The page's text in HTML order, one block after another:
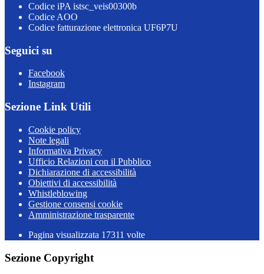
Codice iPA istsc_veis00300b
Codice AOO
Codice fatturazione elettronica UF6P7U
Seguici su
Facebook
Instagram
Sezione Link Utili
Cookie policy
Note legali
Informativa Privacy
Ufficio Relazioni con il Pubblico
Dichiarazione di accessibilità
Obiettivi di accessibilità
Whistleblowing
Gestione consensi cookie
Amministrazione trasparente
Pagina visualizzata 17311 volte
Sezione Copyright